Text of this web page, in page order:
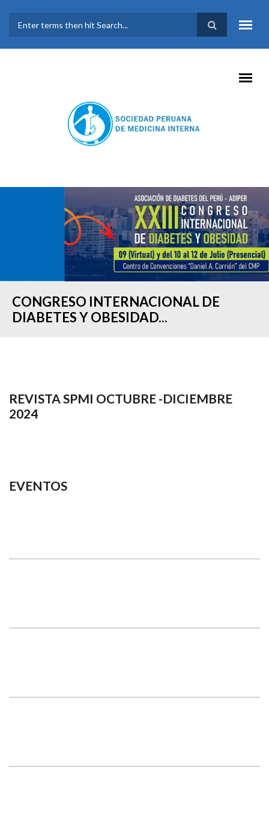
FORMULARIO DE
BÚSQUEDA
CONGRESO INTERNACIONAL DE
DIABETES Y OBESIDAD...
REVISTA SPMI OCTUBRE -DICIEMBRE
2024
EVENTOS